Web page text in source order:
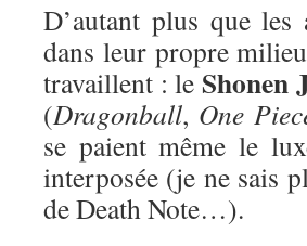
D’autant plus que
dans leur propre
travaillent : le Shonen
(Dragonball, One
se paient même le
interposée (je ne sais
de Death Note…).